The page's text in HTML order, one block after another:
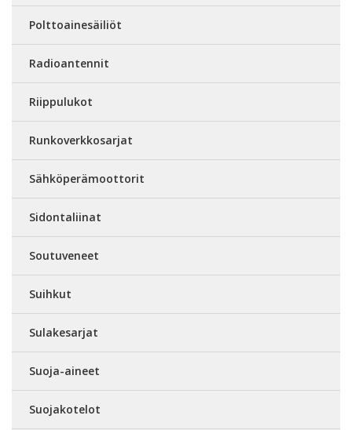
Polttoainesäiliöt
Radioantennit
Riippulukot
Runkoverkkosarjat
Sähköperämoottorit
Sidontaliinat
Soutuveneet
Suihkut
Sulakesarjat
Suoja-aineet
Suojakotelot